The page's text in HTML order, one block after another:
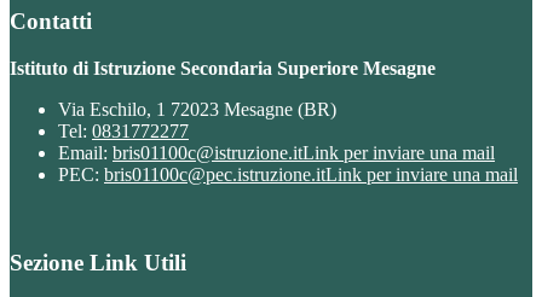
Contatti
Istituto di Istruzione Secondaria Superiore Mesagne
Via Eschilo, 1 72023 Mesagne (BR)
Tel: 0831772277
Email: bris01100c@istruzione.itLink per inviare una mail
PEC: bris01100c@pec.istruzione.itLink per inviare una mail
Sezione Link Utili